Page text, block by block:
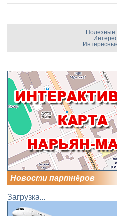
Полезные
Новости партнёров
Загрузка...